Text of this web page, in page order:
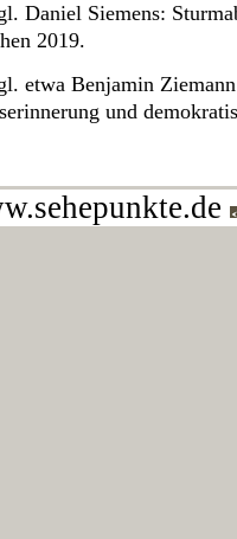
Daniel Siemens:
2019.
etwa Benjamin
und